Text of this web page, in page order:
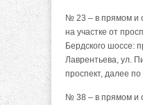
№ 23 – в прямом и
на участке от
Бердского шоссе:
Лаврентьева, ул.
проспект, далее
№ 38 – в прямом и